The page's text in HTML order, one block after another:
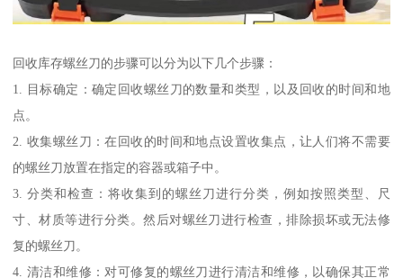
回收库存螺丝刀的步骤可以分为以下几个步骤：
1. 目标确定：确定回收螺丝刀的数量和类型，以及回收的时间和地
点。
2. 收集螺丝刀：在回收的时间和地点设置收集点，让人们将不需要
的螺丝刀放置在指定的容器或箱子中。
3. 分类和检查：将收集到的螺丝刀进行分类，例如按照类型、尺
寸、材质等进行分类。然后对螺丝刀进行检查，排除损坏或无法修
复的螺丝刀。
4. 清洁和维修：对可修复的螺丝刀进行清洁和维修，以确保其正常